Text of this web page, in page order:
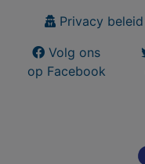
Privacy beleid
Volg ons
op Facebook